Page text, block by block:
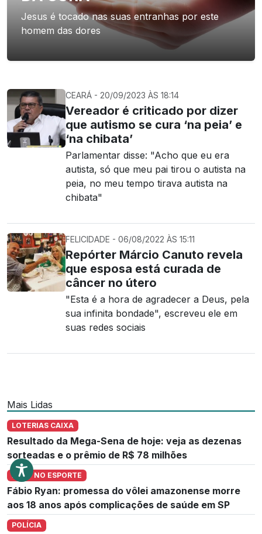
Jesus é tocado nas suas entranhas por este
homem das dores
CEARÁ - 20/09/2023 ÀS 18:14
Vereador é criticado por dizer
que autismo se cura ‘na peia’ e
‘na chibata’
Parlamentar disse: "Acho que eu era
autista, só que meu pai tirou o autista na
peia, no meu tempo tirava autista na
chibata"
FELICIDADE - 06/08/2022 ÀS 15:11
Repórter Márcio Canuto revela
que esposa está curada de
câncer no útero
"Esta é a hora de agradecer a Deus, pela
sua infinita bondade", escreveu ele em
suas redes sociais
Mais Lidas
LOTERIAS CAIXA
Resultado da Mega-Sena de hoje: veja as dezenas
sorteadas e o prêmio de R$ 78 milhões
LUTO NO ESPORTE
Fábio Ryan: promessa do vôlei amazonense morre
aos 18 anos após complicações de saúde em SP
POLÍCIA